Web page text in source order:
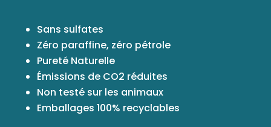
Sans sulfates
Zéro paraffine, zéro pétrole
Pureté Naturelle
Émissions de CO2 réduites
Non testé sur les animaux
Emballages 100% recyclables